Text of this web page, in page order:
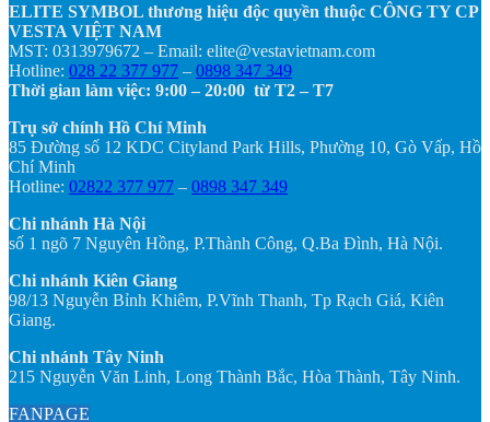
ELITE SYMBOL thương hiệu độc quyền thuộc CÔNG TY CP
VESTA VIỆT NAM
MST: 0313979672 – Email: elite@vestavietnam.com
Hotline: 028 22 377 977 – 0898 347 349
Thời gian làm việc: 9:00 – 20:00 từ T2 – T7
Trụ sở chính Hồ Chí Minh
85 Đường số 12 KDC Cityland Park Hills, Phường 10, Gò Vấp, Hồ
Chí Minh
Hotline: 02822 377 977 – 0898 347 349
Chi nhánh Hà Nội
số 1 ngõ 7 Nguyên Hồng, P.Thành Công, Q.Ba Đình, Hà Nội.
Chi nhánh Kiên Giang
98/13 Nguyễn Bỉnh Khiêm, P.Vĩnh Thanh, Tp Rạch Giá, Kiên
Giang.
Chi nhánh Tây Ninh
215 Nguyễn Văn Linh, Long Thành Bắc, Hòa Thành, Tây Ninh.
FANPAGE